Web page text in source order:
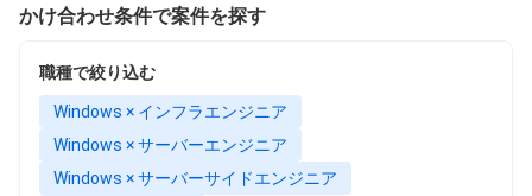
かけ合わせ条件で案件を探す
職種で絞り込む
Windows × インフラエンジニア
Windows × サーバーエンジニア
Windows × サーバーサイドエンジニア